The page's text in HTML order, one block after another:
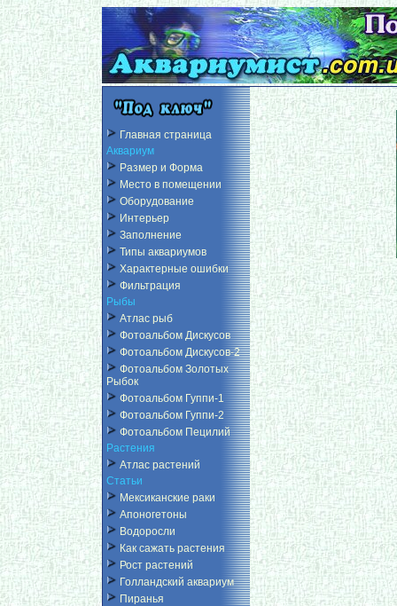
Главная страница
Аквариум
Размер и Форма
Место в помещении
Оборудование
Интерьер
Заполнение
Типы аквариумов
Характерные ошибки
Фильтрация
Рыбы
Атлас рыб
Фотоальбом Дискусов
Фотоальбом Дискусов-2
Фотоальбом Золотых
Рыбок
Фотоальбом Гуппи-1
Фотоальбом Гуппи-2
Фотоальбом Пецилий
Растения
Атлас растений
Статьи
Мексиканские раки
Апоногетоны
Водоросли
Как сажать растения
Рост растений
Голландский аквариум
Пиранья